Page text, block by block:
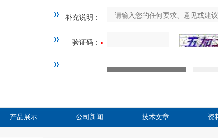
补充说明：
验证码：
产品展示 公司新闻 技术文章 资